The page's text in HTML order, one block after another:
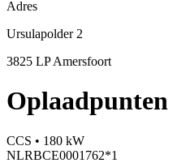
Adres
Ursulapolder 2
3825 LP Amersfoort
Oplaadpunten
CCS • 180 kW
NLRBCE0001762*1